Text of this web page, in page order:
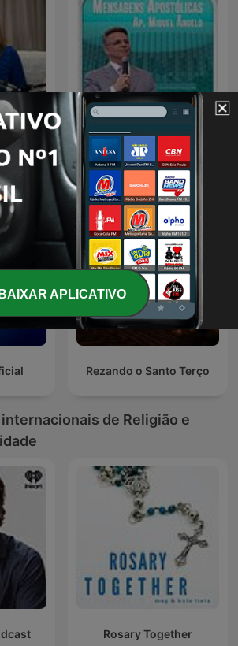
|
Igreja Evangélica Cristo
Vive - Ap. Miguel Ângelo
Rezando o Santo Terço
de Religião e
Rosary Together
BAIXAR APLICATIVO